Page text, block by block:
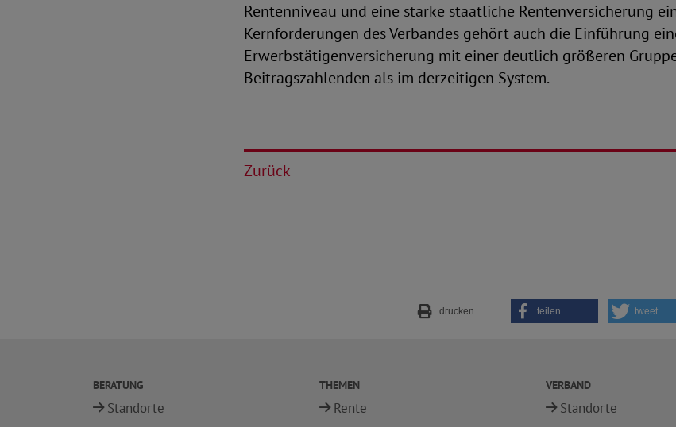
Rentenniveau und eine starke staatliche Rentenversicherung
Kernforderungen des Verbandes gehört auch die Einführung
Erwerbstätigenversicherung mit einer deutlich größeren
Beitragszahlenden als im derzeitigen System.
Zurück
drucken teilen tweet
BERATUNG
Standorte
THEMEN
Rente
VERBAND
Standorte